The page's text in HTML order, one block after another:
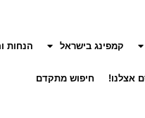
קמפינג בישראל הנחות
אצלנו! חיפוש מתקדם